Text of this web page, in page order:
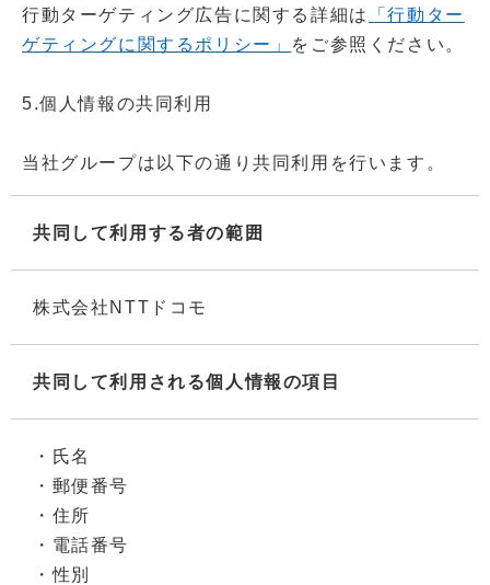
行動ターゲティング広告に関する詳細は
「行動ター
ゲティングに関するポリシー」 をご参照ください。
5.個人情報の共同利用
当社グループは以下の通り共同利用を行います。
共同して利用する者の範囲
株式会社NTTドコモ
共同して利用される個人情報の項目
・氏名
・郵便番号
・住所
・電話番号
・性別